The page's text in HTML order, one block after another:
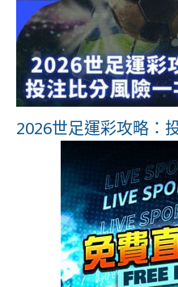
2026世足運彩攻略：